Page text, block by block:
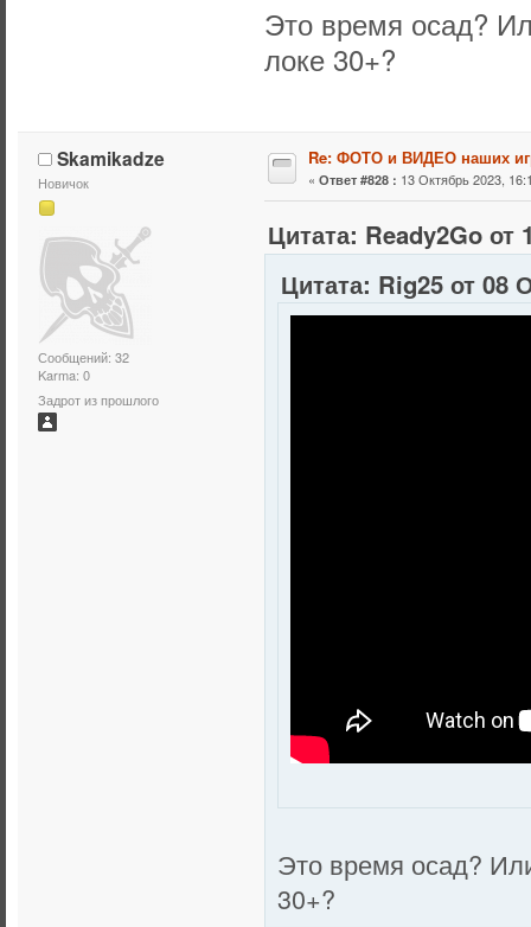
Это время осад?
локе 30+?
Skamikadze
Новичок
Сообщений: 32
Karma: 0
Задрот из прошлого
Re: ФОТО и ВИДЕО наших
« Ответ #828 : 13 Октябрь 2023,
Цитата: Ready2Go от
Цитата: Rig25 от 08
Это время осад?
30+?